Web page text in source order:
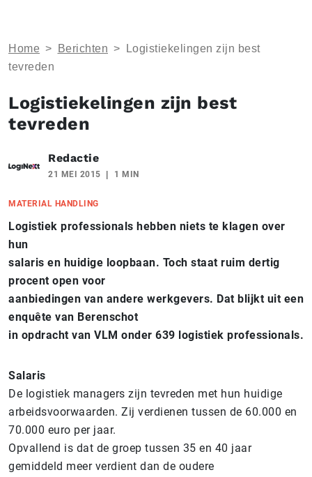
Home > Berichten >
Logistiekelingen zijn best
tevreden
Logistiekelingen zijn best
tevreden
Redactie
21 MEI 2015 1 MIN
MATERIAL HANDLING
Logistiek professionals hebben niets te klagen over
hun
salaris en huidige loopbaan. Toch staat ruim dertig
procent open voor
aanbiedingen van andere werkgevers. Dat blijkt uit een
enquête van Berenschot
in opdracht van VLM onder 639 logistiek professionals.
Salaris
De logistiek managers zijn tevreden met hun huidige
arbeidsvoorwaarden. Zij verdienen tussen de 60.000 en
70.000 euro per jaar.
Opvallend is dat de groep tussen 35 en 40 jaar
gemiddeld meer verdient dan de oudere